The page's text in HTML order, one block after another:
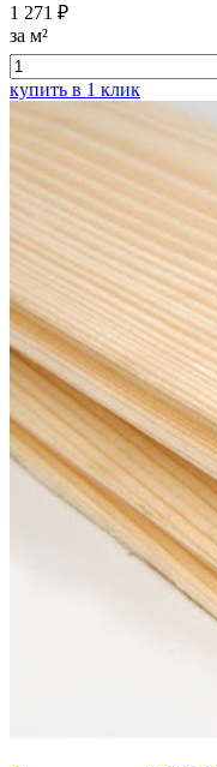
1 271 ₽
за м²
купить в 1 клик